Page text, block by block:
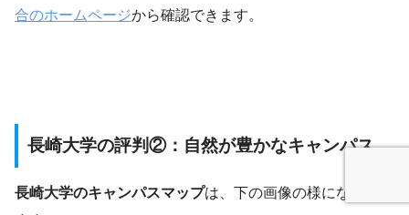
合のホームページから確認できます。
長崎大学の評判②：自然が豊かなキャンパス
長崎大学のキャンパスマップは、下の画像の様になってい